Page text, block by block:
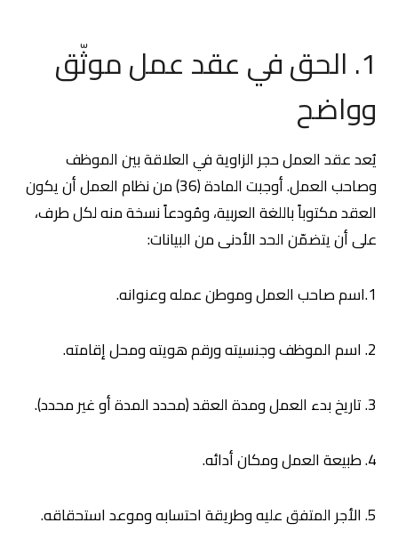
1. الحق في عقد عمل موثّق
وواضح
يُعد عقد العمل حجر الزاوية في العلاقة بين الموظف
وصاحب العمل. أوجبت المادة (36) من نظام العمل أن يكون
العقد مكتوباً باللغة العربية، ومُودعاً نسخة منه لكل طرف،
على أن يتضمّن الحد الأدنى من البيانات:
1.اسم صاحب العمل وموطن عمله وعنوانه.
2. اسم الموظف وجنسيته ورقم هويته ومحل إقامته.
3. تاريخ بدء العمل ومدة العقد (محدد المدة أو غير محدد).
4. طبيعة العمل ومكان أدائه.
5. الأجر المتفق عليه وطريقة احتسابه وموعد استحقاقه.